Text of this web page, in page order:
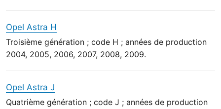
Opel Astra H
Troisième génération ; code H ; années de production
2004, 2005, 2006, 2007, 2008, 2009.
Opel Astra J
Quatrième génération ; code J ; années de production